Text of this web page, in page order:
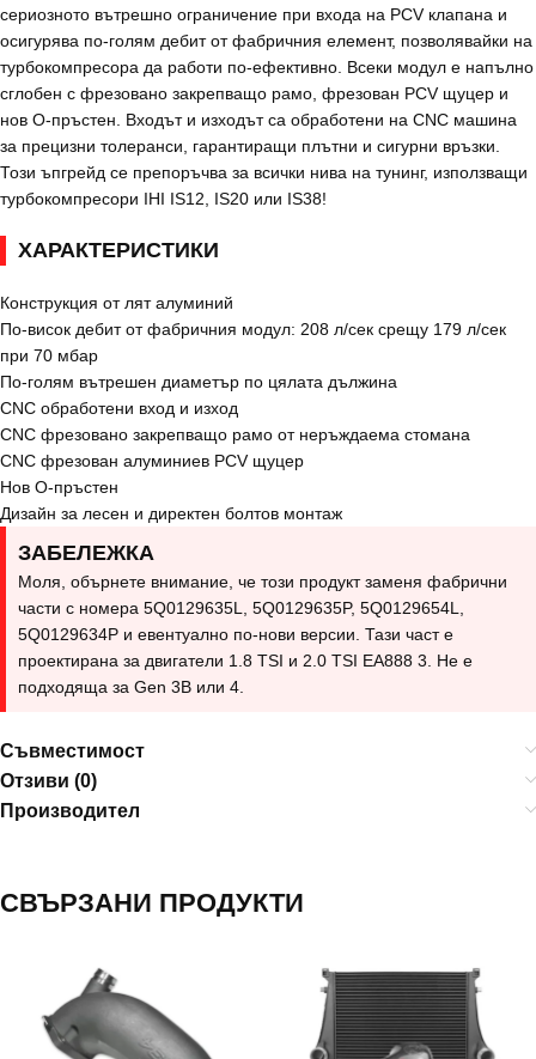
сериозното вътрешно ограничение при входа на PCV клапана и
осигурява по-голям дебит от фабричния елемент, позволявайки на
турбокомпресора да работи по-ефективно. Всеки модул е напълно
сглобен с фрезовано закрепващо рамо, фрезован PCV щуцер и
нов О-пръстен. Входът и изходът са обработени на CNC машина
за прецизни толеранси, гарантиращи плътни и сигурни връзки.
Този ъпгрейд се препоръчва за всички нива на тунинг, използващи
турбокомпресори IHI IS12, IS20 или IS38!
ХАРАКТЕРИСТИКИ
Конструкция от лят алуминий
По-висок дебит от фабричния модул: 208 л/сек срещу 179 л/сек
при 70 мбар
По-голям вътрешен диаметър по цялата дължина
CNC обработени вход и изход
CNC фрезовано закрепващо рамо от неръждаема стомана
CNC фрезован алуминиев PCV щуцер
Нов О-пръстен
Дизайн за лесен и директен болтов монтаж
ЗАБЕЛЕЖКА
Моля, обърнете внимание, че този продукт заменя фабрични
части с номера 5Q0129635L, 5Q0129635P, 5Q0129654L,
5Q0129634P и евентуално по-нови версии. Тази част е
проектирана за двигатели 1.8 TSI и 2.0 TSI EA888 3. Не е
подходяща за Gen 3B или 4.
Съвместимост
Отзиви (0)
Производител
СВЪРЗАНИ ПРОДУКТИ